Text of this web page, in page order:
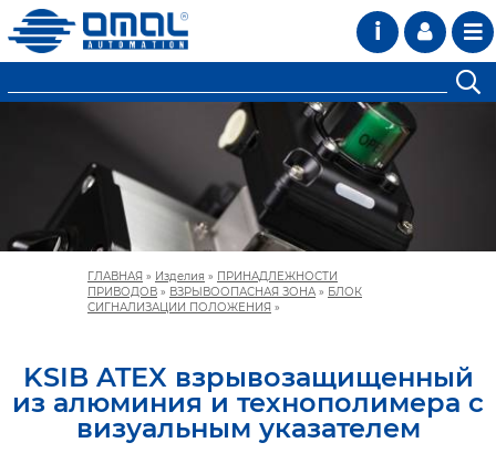
i
ГЛАВНАЯ » Изделия » ПРИНАДЛЕЖНОСТИ
ПРИВОДОВ » ВЗРЫВООПАСНАЯ ЗОНА » БЛОК
СИГНАЛИЗАЦИИ ПОЛОЖЕНИЯ »
KSIB ATEX взрывозащищенный
из алюминия и технополимера с
визуальным указателем